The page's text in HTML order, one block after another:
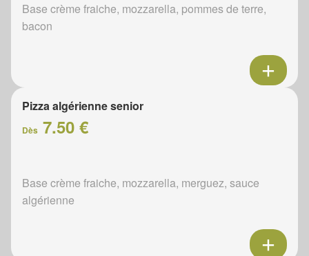
Base crème fraiche, mozzarella, pommes de terre,
bacon
Pizza algérienne senior
Dès 7.50 €
Base crème fraiche, mozzarella, merguez, sauce
algérienne